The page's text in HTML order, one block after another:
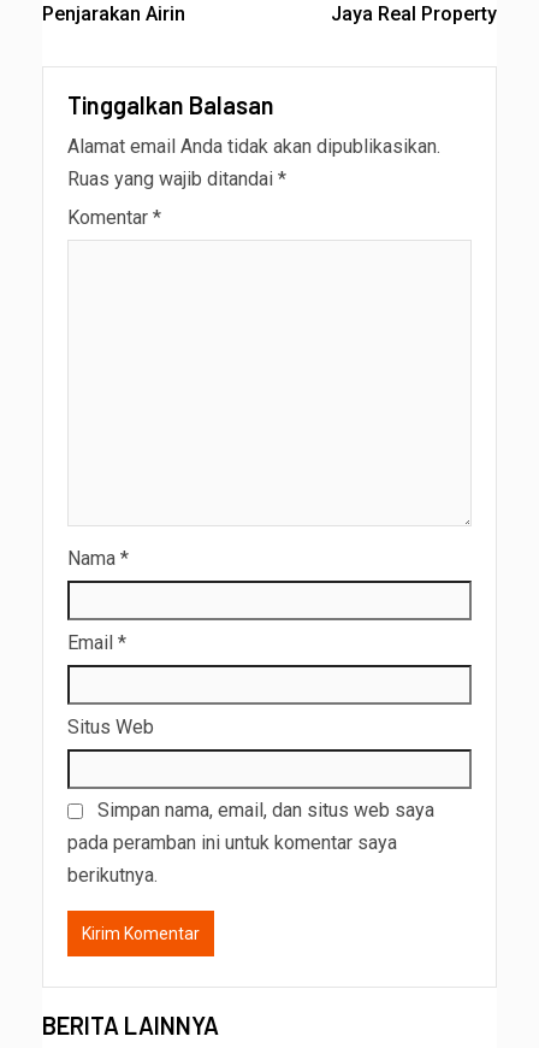
Penjarakan Airin
Jaya Real Property
Tinggalkan Balasan
Alamat email Anda tidak akan dipublikasikan.
Ruas yang wajib ditandai *
Komentar *
Nama *
Email *
Situs Web
Simpan nama, email, dan situs web saya
pada peramban ini untuk komentar saya
berikutnya.
BERITA LAINNYA